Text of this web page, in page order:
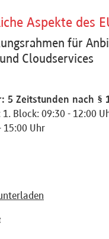
Aspekte des
für
Cloudservices
5 Zeitstunden nach §
1. Block: 09:30 - 12:00
15:00 Uhr